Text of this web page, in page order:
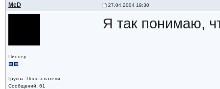
MeD 27.04.2004 19:30
Пионер
Группа: Пользователи
Сообщений: 61
Я так понимаю,